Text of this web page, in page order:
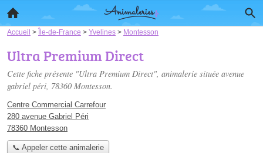
Accueil > Île-de-France > Yvelines > Montesson
Ultra Premium Direct
Cette fiche présente "Ultra Premium Direct", animalerie située avenue
gabriel péri, 78360 Montesson.
Centre Commercial Carrefour
280 avenue Gabriel Péri
78360 Montesson
📞 Appeler cette animalerie